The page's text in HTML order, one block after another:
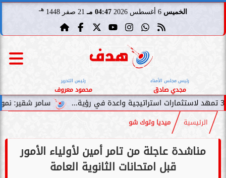
الخميس 04:47 مـ 21 صفر 1448 هـ
رئيس مجلس الأمناء
مجدي صادق
رئيس التحرير
محمود معروف
سامر شقير: نمو صناديق
الرئيسية ميديا وتوك شو
مناشدة عاجلة من تامر أمين لأولياء الأمور
قبل امتحانات الثانوية العامة